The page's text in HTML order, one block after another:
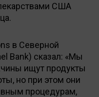
США
в Северной
Bank) сказал: «Мы
ищут продукты
но при этом они
процедурам,